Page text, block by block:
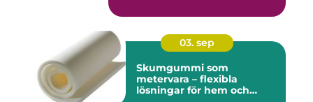
03. sep
Skumgummi som
metervara – flexibla
lösningar för hem och